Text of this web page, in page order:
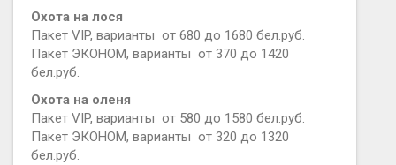
Охота на лося
Пакет VIP, варианты от 680 до 1680 бел.руб.
Пакет ЭКОНОМ, варианты от 370 до 1420
бел.руб.
Охота на оленя
Пакет VIP, варианты от 580 до 1580 бел.руб.
Пакет ЭКОНОМ, варианты от 320 до 1320
бел.руб.